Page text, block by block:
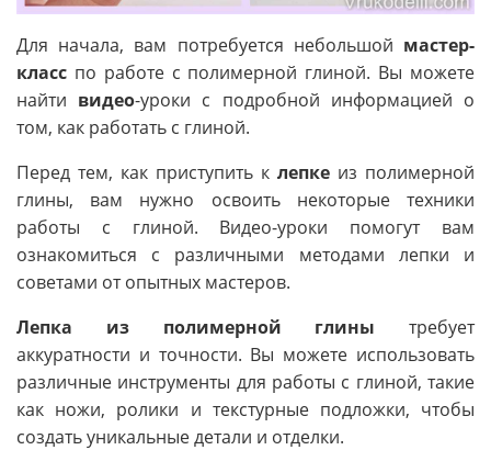
Для начала, вам потребуется небольшой мастер-
класс по работе с полимерной глиной. Вы можете
найти видео-уроки с подробной информацией о
том, как работать с глиной.
Перед тем, как приступить к лепке из полимерной
глины, вам нужно освоить некоторые техники
работы с глиной. Видео-уроки помогут вам
ознакомиться с различными методами лепки и
советами от опытных мастеров.
Лепка из полимерной глины требует
аккуратности и точности. Вы можете использовать
различные инструменты для работы с глиной, такие
как ножи, ролики и текстурные подложки, чтобы
создать уникальные детали и отделки.